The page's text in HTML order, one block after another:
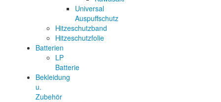
Universal
Auspuffschutz
Hitzeschutzband
Hitzeschutzfolie
Batterien
LP
Batterie
Bekleidung
u.
Zubehör